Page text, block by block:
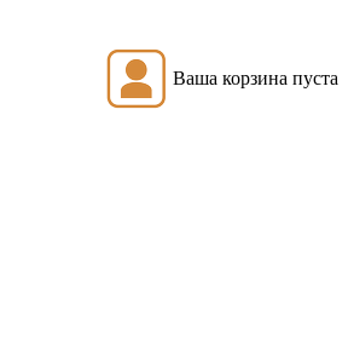
Ваша корзина пуста